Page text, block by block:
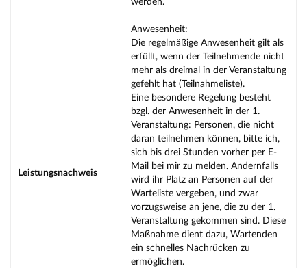
Leistungsnachweis
werden.
Anwesenheit:
Die regelmäßige Anwesenheit gilt als
erfüllt, wenn der Teilnehmende nicht
mehr als dreimal in der Veranstaltung
gefehlt hat (Teilnahmeliste).
Eine besondere Regelung besteht
bzgl. der Anwesenheit in der 1.
Veranstaltung: Personen, die nicht
daran teilnehmen können, bitte ich,
sich bis drei Stunden vorher per E-
Mail bei mir zu melden. Andernfalls
wird ihr Platz an Personen auf der
Warteliste vergeben, und zwar
vorzugsweise an jene, die zu der 1.
Veranstaltung gekommen sind. Diese
Maßnahme dient dazu, Wartenden
ein schnelles Nachrücken zu
ermöglichen.